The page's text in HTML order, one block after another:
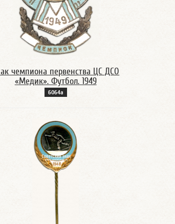
чемпиона первенства ЦС ДСО
«Медик». Футбол. 1949
6064а